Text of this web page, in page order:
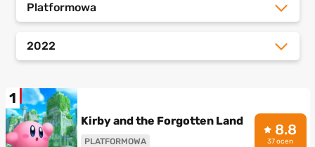
Platformowa
2022
1
Kirby and the Forgotten Land
PLATFORMOWA
8.8
37 ocen